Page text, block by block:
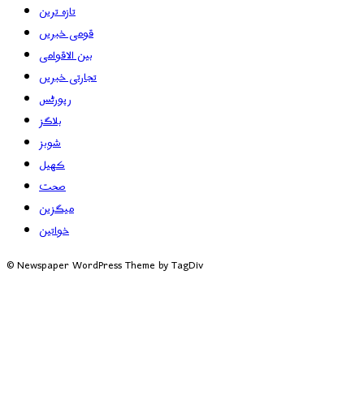
تازہ ترین
قومی خبریں
بین الاقوامی
تجارتی خبریں
رپورٹس
بلاگز
شوبز
کھیل
صحت
میگزین
خواتین
© Newspaper WordPress Theme by TagDiv